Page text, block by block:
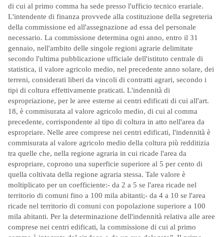
di cui al primo comma ha sede presso l'ufficio tecnico erariale.
L'intendente di finanza provvede alla costituzione della segreteria
della commissione ed all'assegnazione ad essa del personale
necessario. La commissione determina ogni anno, entro il 31
gennaio, nell'ambito delle singole regioni agrarie delimitate
secondo l'ultima pubblicazione ufficiale dell'istituto centrale di
statistica, il valore agricolo medio, nel precedente anno solare, dei
terreni, considerati liberi da vincoli di contratti agrari, secondo i
tipi di coltura effettivamente praticati. L'indennità di
espropriazione, per le aree esterne ai centri edificati di cui all'art.
18, è commisurata al valore agricolo medio, di cui al comma
precedente, corrispondente al tipo di coltura in atto nell'area da
espropriare. Nelle aree comprese nei centri edificati, l'indennità è
commisurata al valore agricolo medio della coltura più redditizia
tra quelle che, nella regione agraria in cui ricade l'area da
espropriare, coprono una superficie superiore al 5 per cento di
quella coltivata della regione agraria stessa. Tale valore è
moltiplicato per un coefficiente:- da 2 a 5 se l'area ricade nel
territorio di comuni fino a 100 mila abitanti;- da 4 a 10 se l'area
ricade nel territorio di comuni con popolazione superiore a 100
mila abitanti. Per la determinazione dell'indennità relativa alle aree
comprese nei centri edificati, la commissione di cui al primo